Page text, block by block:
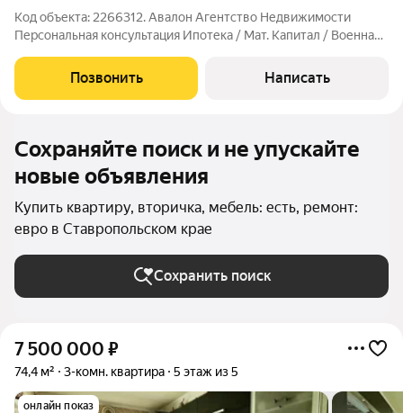
Код объекта: 2266312. Авалон Агентство Недвижимости
Персональная консультация Ипотека / Мат. Капитал / Военная
и мебелью. Идеальная планировка квартиры для комфортной
жизни. О квартире:три
Позвонить Написать
Сохраняйте поиск и не упускайте
новые объявления
Купить квартиру, вторичка, мебель: есть, ремонт:
евро в Ставропольском крае
Сохранить поиск
7 500 000 ₽
74,4 м² 3-комн. квартира 5 этаж из 5
онлайн показ